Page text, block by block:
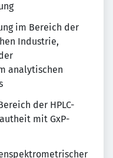
im Bereich der
Industrie,
analytischen
der HPLC-
mit GxP-